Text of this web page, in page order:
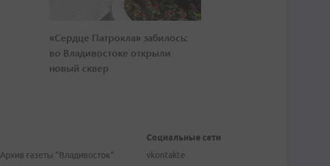
«Сердце Патрокла» забилось:
во Владивостоке открыли
новый сквер
Архив газеты "Владивосток"
Социальные сети
vkontakte